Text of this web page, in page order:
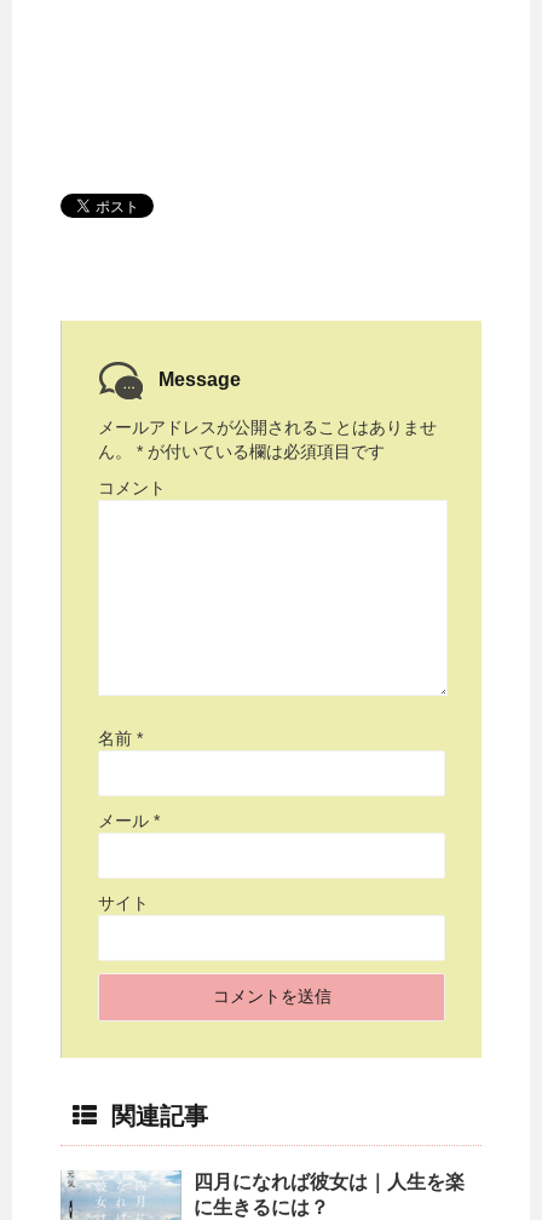
Message
メールアドレスが公開されることはありませ
ん。
* が付いている欄は必須項目です
コメント
名前 *
メール *
サイト
関連記事
四月になれば彼女は｜人生を楽
に生きるには？